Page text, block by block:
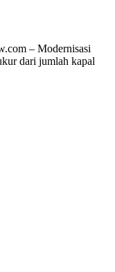
– Modernisasi
dari jumlah kapal